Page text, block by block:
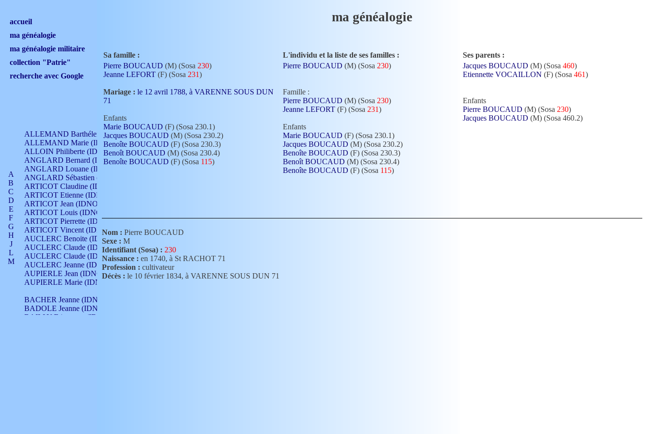
ma généalogie
accueil
ma généalogie
ma généalogie militaire
collection "Patrie"
recherche avec Google
A
B
C
D
E
F
G
H
J
L
M
ALLEMAND Barthélemy (IDNO 330)
ALLEMAND Marie (IDNO 165)
ALLOIN Philiberte (IDNO 449)
ANGLARD Bernard (IDNO 4)
ANGLARD Louane (IDNO 4)
ANGLARD Sébastien (IDNO 4)
ARTICOT Claudine (IDNO 105)
ARTICOT Etienne (IDNO 420)
ARTICOT Jean (IDNO 210)
ARTICOT Louis (IDNO 420)
ARTICOT Pierrette (IDNO 210)
ARTICOT Vincent (IDNO 210)
AUCLERC Benoite (IDNO 451)
AUCLERC Claude (IDNO 902)
AUCLERC Claude (IDNO 902)
AUCLERC Jeanne (IDNO 199)
AUPIERLE Jean (IDNO 954)
AUPIERLE Marie (IDNO )
BACHER Jeanne (IDNO )
BADOLE Jeanne (IDNO 867)
BAILLY Etiennette (IDNO )
Sa famille : L'individu et la liste de ses familles :
Ses parents :
Pierre BOUCAUD (M) (Sosa 230)
Jeanne LEFORT (F) (Sosa 231)
Mariage : le 12 avril 1788, à VARENNE SOUS DUN
71
Enfants
Marie BOUCAUD (F) (Sosa 230.1)
Jacques BOUCAUD (M) (Sosa 230.2)
Benoîte BOUCAUD (F) (Sosa 230.3)
Benoît BOUCAUD (M) (Sosa 230.4)
Benoîte BOUCAUD (F) (Sosa 115)
Pierre BOUCAUD (M) (Sosa 230)
Famille :
Pierre BOUCAUD (M) (Sosa 230)
Jeanne LEFORT (F) (Sosa 231)
Enfants
Marie BOUCAUD (F) (Sosa 230.1)
Jacques BOUCAUD (M) (Sosa 230.2)
Benoîte BOUCAUD (F) (Sosa 230.3)
Benoît BOUCAUD (M) (Sosa 230.4)
Benoîte BOUCAUD (F) (Sosa 115)
Jacques BOUCAUD (M) (Sosa 460)
Etiennette VOCAILLON (F) (Sosa 461)
Enfants
Pierre BOUCAUD (M) (Sosa 230)
Jacques BOUCAUD (M) (Sosa 460.2)
Nom : Pierre BOUCAUD
Sexe : M
Identifiant (Sosa) : 230
Naissance : en 1740, à St RACHOT 71
Profession : cultivateur
Décès : le 10 février 1834, à VARENNE SOUS DUN 71